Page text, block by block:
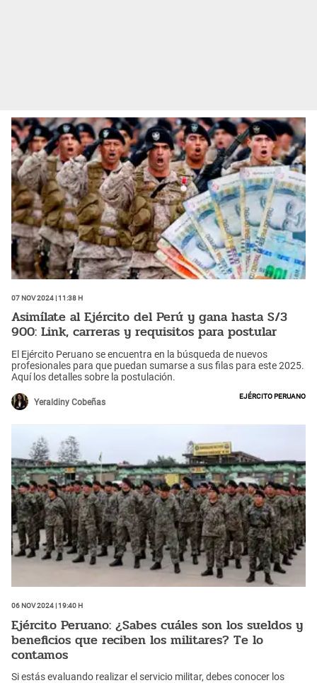
07 Nov 2024 | 11:38 h
Asimílate al Ejército del Perú y gana hasta S/3
900: Link, carreras y requisitos para postular
El Ejército Peruano se encuentra en la búsqueda de nuevos
profesionales para que puedan sumarse a sus filas para este 2025.
Aquí los detalles sobre la postulación.
Yeraldiny Cobeñas
Ejército Peruano
06 Nov 2024 | 19:40 h
Ejército Peruano: ¿Sabes cuáles son los sueldos y
beneficios que reciben los militares? Te lo
contamos
Si estás evaluando realizar el servicio militar, debes conocer los